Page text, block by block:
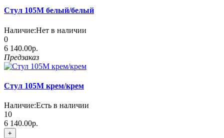
Стул 105М белый/белый
Наличие:Нет в наличии
0
6 140.00р.
Предзаказ
Стул 105М крем/крем
Наличие:Есть в наличии
10
6 140.00р.
+